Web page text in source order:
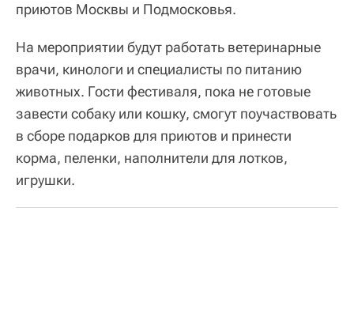
приютов Москвы и Подмосковья.
На мероприятии будут работать ветеринарные
врачи, кинологи и специалисты по питанию
животных. Гости фестиваля, пока не готовые
завести собаку или кошку, смогут поучаствовать
в сборе подарков для приютов и принести
корма, пеленки, наполнители для лотков,
игрушки.